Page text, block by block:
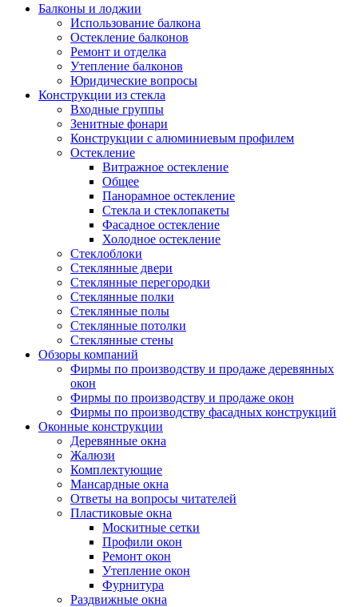
Балконы и лоджии
Использование балкона
Остекление балконов
Ремонт и отделка
Утепление балконов
Юридические вопросы
Конструкции из стекла
Входные группы
Зенитные фонари
Конструкции с алюминиевым профилем
Остекление
Витражное остекление
Общее
Панорамное остекление
Стекла и стеклопакеты
Фасадное остекление
Холодное остекление
Стеклоблоки
Стеклянные двери
Стеклянные перегородки
Стеклянные полки
Стеклянные полы
Стеклянные потолки
Стеклянные стены
Обзоры компаний
Фирмы по производству и продаже деревянных
окон
Фирмы по производству и продаже окон
Фирмы по производству фасадных конструкций
Оконные конструкции
Деревянные окна
Жалюзи
Комплектующие
Мансардные окна
Ответы на вопросы читателей
Пластиковые окна
Москитные сетки
Профили окон
Ремонт окон
Утепление окон
Фурнитура
Раздвижные окна